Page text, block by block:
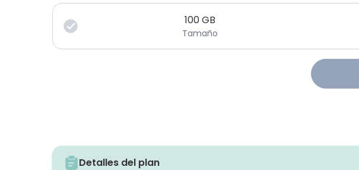
100GB
Tamaño
Detalles del plan